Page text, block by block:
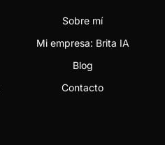
Sobre mí
Mi empresa: Brita IA
Blog
Contacto